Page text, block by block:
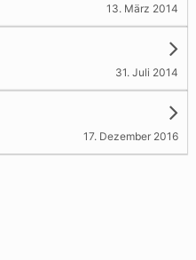
13. März 2014
31. Juli 2014
17. Dezember 2016